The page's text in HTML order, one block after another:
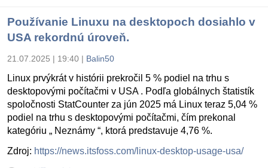
Používanie Linuxu na desktopoch dosiahlo v
USA rekordnú úroveň.
21.07.2025 | 19:40 | Balin50
Linux prvýkrát v histórii prekročil 5 % podiel na trhu s
desktopovými počítačmi v USA . Podľa globálnych štatistík
spoločnosti StatCounter za jún 2025 má Linux teraz 5,04 %
podiel na trhu s desktopovými počítačmi, čím prekonal
kategóriu „ Neznámy “, ktorá predstavuje 4,76 %.
Zdroj: https://news.itsfoss.com/linux-desktop-usage-usa/